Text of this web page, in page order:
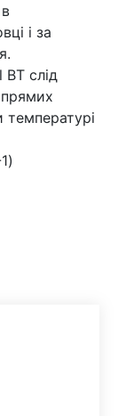
і за
слід
температурі